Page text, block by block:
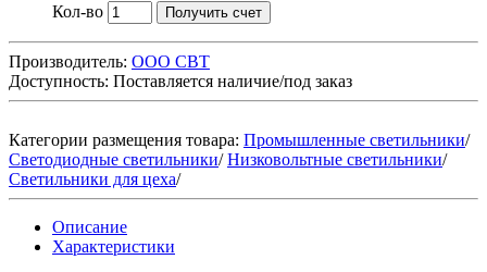
Кол-во Получить счет
Производитель: ООО СВТ
Доступность: Поставляется наличие/под заказ
Категории размещения товара: Промышленные светильники/
Светодиодные светильники/Низковольтные светильники/
Светильники для цеха/
Описание
Характеристики